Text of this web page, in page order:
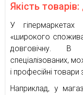
Якість
У гіпермаркетах
«широкого
довговічну. В
спеціалізованих,
і професійні товари
Наприклад, у